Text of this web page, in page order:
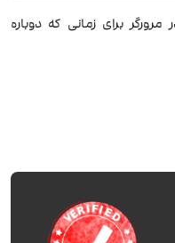
برای زمانی که دوباره